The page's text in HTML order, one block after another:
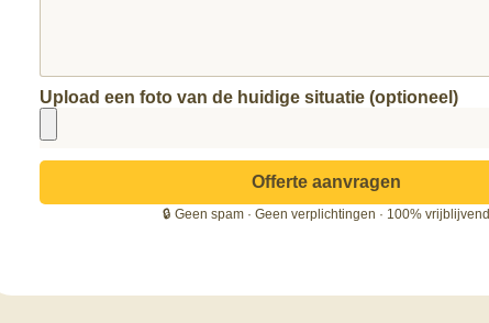
Upload een foto van de huidige situatie (optioneel)
Offerte aanvragen
🔒 Geen spam · Geen verplichtingen · 100% vrijblijvend